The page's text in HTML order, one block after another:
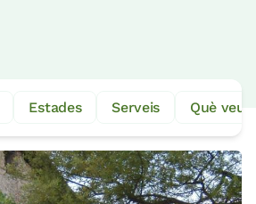
Estades Serveis Què